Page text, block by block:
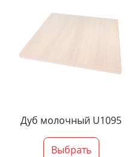
Дуб молочный U1095
Выбрать